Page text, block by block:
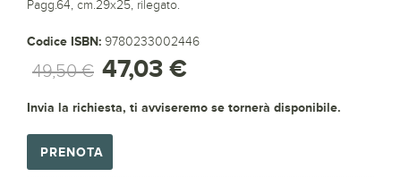
Pagg.64, cm.29x25, rilegato.
Codice ISBN: 9780233002446
49,50 € 47,03 €
Invia la richiesta, ti avviseremo se tornerà disponibile.
PRENOTA